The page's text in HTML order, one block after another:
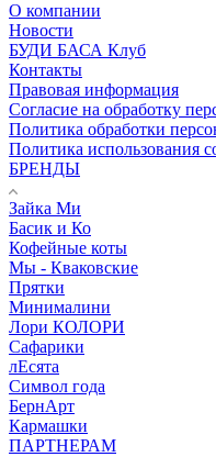
О компании
Новости
БУДИ БАСА Клуб
Контакты
Правовая информация
Согласие на обработку
Политика обработки
Политика использования
БРЕНДЫ
Зайка Ми
Басик и Ко
Кофейные коты
Мы - Кваковские
Прятки
Минималини
Лори КОЛОРИ
Сафарики
лЕсята
Символ года
БернАрт
Кармашки
ПАРТНЕРАМ